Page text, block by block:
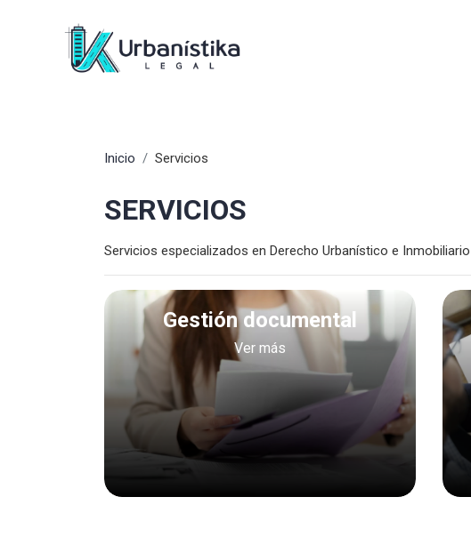
Inicio Servicios
SERVICIOS
Servicios especializados en Derecho Urbanístico e Inmobiliario
Gestión documental
Ver más